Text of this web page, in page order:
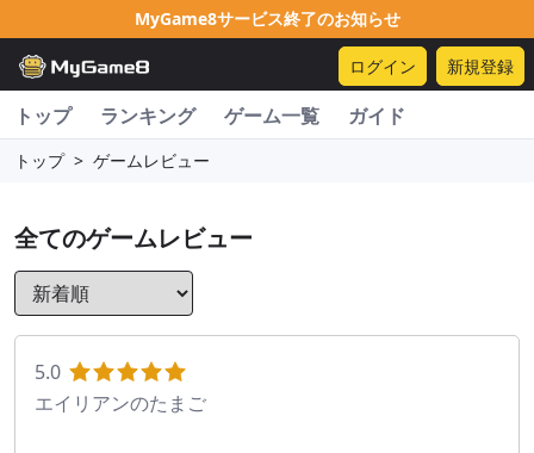
MyGame8サービス終了のお知らせ
ログイン 新規登録
トップ ランキング ゲーム一覧 ガイド
トップ > ゲームレビュー
全てのゲームレビュー
5.0
エイリアンのたまご